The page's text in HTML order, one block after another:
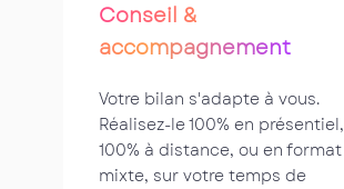
Conseil &
accompagnement
Votre bilan s'adapte à vous.
Réalisez-le 100% en présentiel,
100% à distance, ou en format
mixte, sur votre temps de